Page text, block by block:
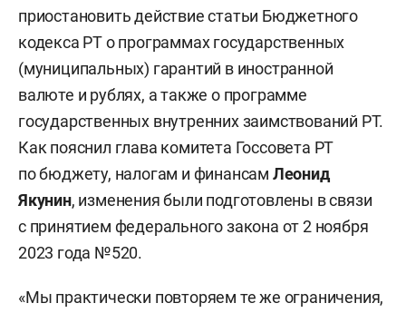
приостановить действие статьи Бюджетного
кодекса РТ о программах государственных
(муниципальных) гарантий в иностранной
валюте и рублях, а также о программе
государственных внутренних заимствований РТ.
Как пояснил глава комитета Госсовета РТ
по бюджету, налогам и финансам Леонид
Якунин, изменения были подготовлены в связи
с принятием федерального закона от 2 ноября
2023 года №520.
«Мы практически повторяем те же ограничения,